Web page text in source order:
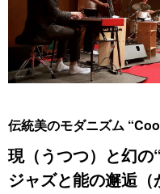
経済・ビジネス
社会
文化
トップ
In-depth
旅と暮らし
動画/Live
社会
文化
スポーツ・東京2020
伝統美のモダニズム
現（うつつ）と幻の
ジャズと能の邂逅（